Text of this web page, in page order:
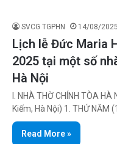
SVCG TGPHN 14/08/2025
Lịch lễ Đức Maria
2025 tại một số
Hà Nội
I. NHÀ THỜ CHÍNH TÒA
Kiếm, Hà Nội) 1. THỨ
Read More »